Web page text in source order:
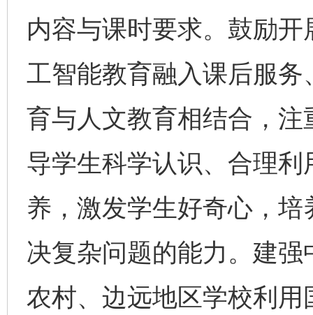
内容与课时要求。鼓励
工智能教育融入课后服
育与人文教育相结合，
导学生科学认识、合理
养，激发学生好奇心，
决复杂问题的能力。建
农村、边远地区学校利